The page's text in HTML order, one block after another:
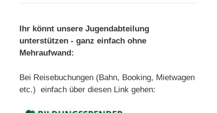
Ihr könnt unsere Jugendabteilung
unterstützen - ganz einfach ohne
Mehraufwand:
Bei Reisebuchungen (Bahn, Booking, Mietwagen
etc.) einfach über diesen Link gehen: